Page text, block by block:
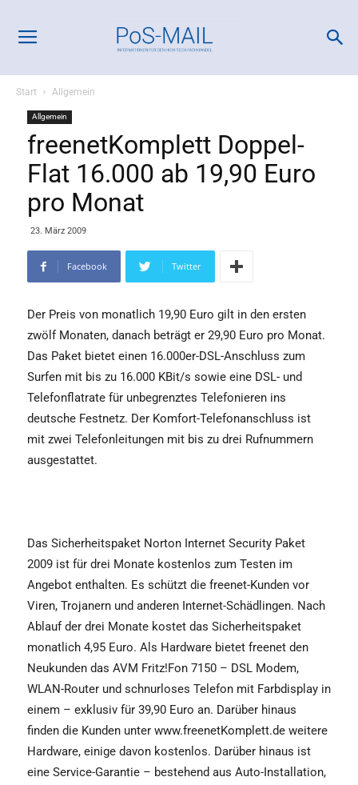
Start Allgemein
Allgemein
freenetKomplett Doppel-
Flat 16.000 ab 19,90 Euro
pro Monat
23. März 2009
Facebook Twitter
Der Preis von monatlich 19,90 Euro gilt in den ersten
zwölf Monaten, danach beträgt er 29,90 Euro pro Monat.
Das Paket bietet einen 16.000er-DSL-Anschluss zum
Surfen mit bis zu 16.000 KBit/s sowie eine DSL- und
Telefonflatrate für unbegrenztes Telefonieren ins
deutsche Festnetz. Der Komfort-Telefonanschluss ist
mit zwei Telefonleitungen mit bis zu drei Rufnummern
ausgestattet.
Das Sicherheitspaket Norton Internet Security Paket
2009 ist für drei Monate kostenlos zum Testen im
Angebot enthalten. Es schützt die freenet-Kunden vor
Viren, Trojanern und anderen Internet-Schädlingen. Nach
Ablauf der drei Monate kostet das Sicherheitspaket
monatlich 4,95 Euro. Als Hardware bietet freenet den
Neukunden das AVM Fritz!Fon 7150 – DSL Modem,
WLAN-Router und schnurloses Telefon mit Farbdisplay in
einem – exklusiv für 39,90 Euro an. Darüber hinaus
finden die Kunden unter www.freenetKomplett.de weitere
Hardware, einige davon kostenlos. Darüber hinaus ist
eine Service-Garantie – bestehend aus Auto-Installation,